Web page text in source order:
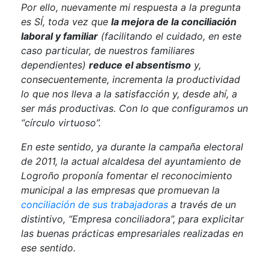
Por ello, nuevamente mi respuesta a la pregunta
es SÍ, toda vez que la mejora de la conciliación
laboral y familiar (facilitando el cuidado, en este
caso particular, de nuestros familiares
dependientes) reduce el absentismo y,
consecuentemente, incrementa la productividad
lo que nos lleva a la satisfacción y, desde ahí, a
ser más productivas. Con lo que configuramos un
“círculo virtuoso”.
En este sentido, ya durante la campaña electoral
de 2011, la actual alcaldesa del ayuntamiento de
Logroño proponía fomentar el reconocimiento
municipal a las empresas que promuevan la
conciliación de sus trabajadoras a través de un
distintivo, “Empresa conciliadora”, para explicitar
las buenas prácticas empresariales realizadas en
ese sentido.